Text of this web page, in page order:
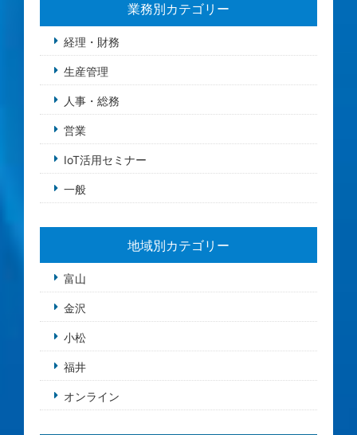
業務別カテゴリー
経理・財務
生産管理
人事・総務
営業
IoT活用セミナー
一般
地域別カテゴリー
富山
金沢
小松
福井
オンライン